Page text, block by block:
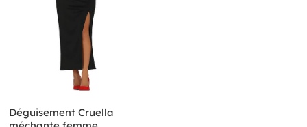
Déguisement Cruella